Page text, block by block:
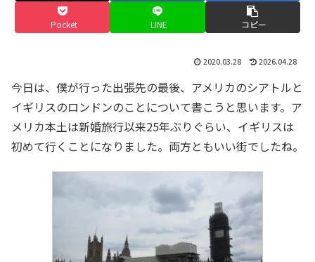
Pocket LINE コピー
2020.03.28 2026.04.28
今日は、僕が行った出張先の最後、アメリカのシアトルと
イギリスのロンドンのことについて書こうと思います。ア
メリカ本土は新婚旅行以来25年ぶりぐらい、イギリスは
初めて行くことになりました。両方ともいい街でしたね。